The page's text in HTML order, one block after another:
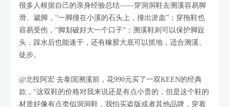
很多人根据自己的亲身经验总结——穿洞洞鞋去溯溪容易脚
滑、崴脚，“一脚撞在小溪的石头上，撞出淤血”；穿拖鞋也
容易受伤，“脚划破好大一个口子”；溯溪鞋则可以保护脚趾
头，踩水后也能速干，还有橡胶大底可以抓地，适合溯溪、
徒步。
@北投阿宏 去泰国溯溪前，花990元买了一双KEEN的经典
款，“这双鞋的价格对我来说还是有点小贵的，但是这个鞋的
材质好像有点类似洞洞鞋，我怕买盗版或者其他品牌，穿着